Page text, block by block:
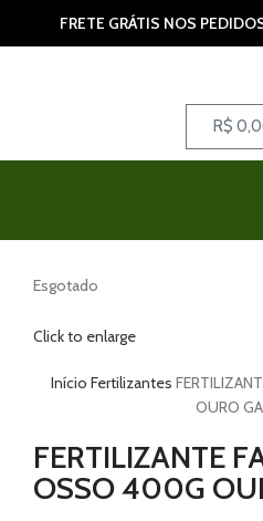
FRETE GRÁTIS NOS
R$
Esgotado
Click to enlarge
Início Fertilizantes
OURO
FERTILIZANTE
OSSO 400G